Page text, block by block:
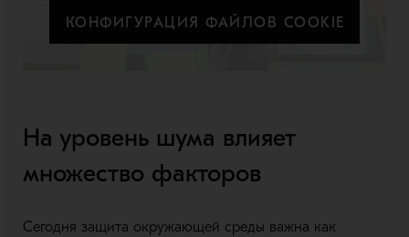
КОНФИГУРАЦИЯ ФАЙЛОВ COOKIE
На уровень шума влияет
множество факторов
Сегодня защита окружающей среды важна как